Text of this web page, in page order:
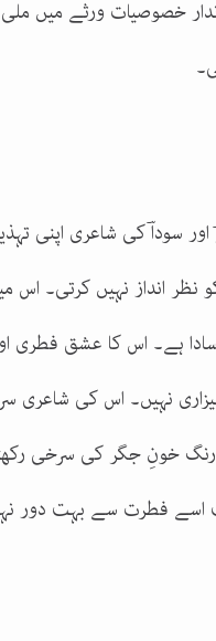
خصوصیات ورثے میں
سوداؔ کی شاعری اپنی
انداز نہیں کرتی۔
ہے۔ اس کا عشق فطری
نہیں۔ اس کی شاعری
خونِ جگر کی سرخی
اسے فطرت سے بہت دور